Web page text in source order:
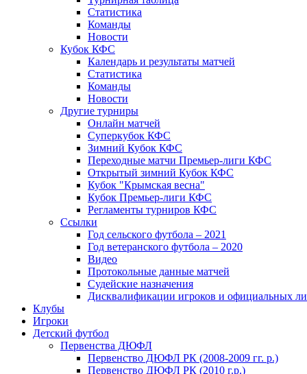
Статистика
Команды
Новости
Кубок КФС
Календарь и результаты матчей
Статистика
Команды
Новости
Другие турниры
Онлайн матчей
Суперкубок КФС
Зимний Кубок КФС
Переходные матчи Премьер-лиги КФС
Открытый зимний Кубок КФС
Кубок "Крымская весна"
Кубок Премьер-лиги КФС
Регламенты турниров КФС
Ссылки
Год сельского футбола – 2021
Год ветеранского футбола – 2020
Видео
Протокольные данные матчей
Судейские назначения
Дисквалификации игроков и официальных
Клубы
Игроки
Детский футбол
Первенства ДЮФЛ
Первенство ДЮФЛ РК (2008-2009 гг. р.)
Первенство ДЮФЛ РК (2010 г.р.)